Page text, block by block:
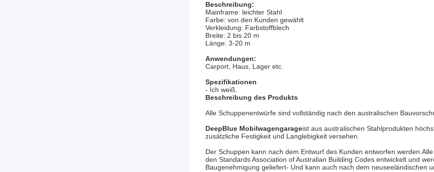
Beschreibung:
Mainframe: leichter Stahl
Farbe: von den Kunden gewählt
Verkleidung: Farbstoffblech
Breite: 2 bis 20 m
Länge: 3-20 m
Anwendungen:
Carport, Haus, Lager etc.
Spezifikationen
- Ich weiß.
Beschreibung des Produkts
Alle Schuppenentwürfe sind vollständig nach den australischen
DeepBlue Mobilwagengarageist aus australischen Stahlprodukten
zusätzliche Festigkeit und Langlebigkeit versehen.
Der Schuppen kann nach dem Entwurf des Kunden entworfen
den Standards Association of Australian Building Codes entwickelt und
Baugenehmigung geliefert- Und kann auch nach dem neuseeländischen